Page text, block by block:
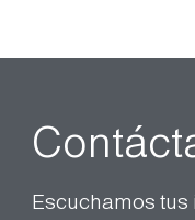
Escuchamos